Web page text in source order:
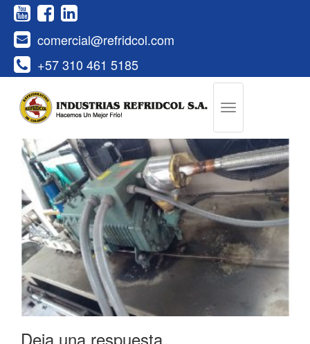
+57 310 461 5185
comercial@refridcol.com
Deja una respuesta